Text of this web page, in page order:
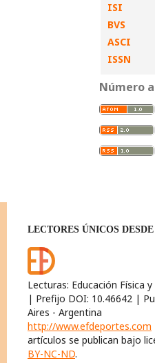
ISI
BVS
ASCI
ISSN
Número
LECTORES ÚNICOS DESDE
Lecturas: Educación Física
| Prefijo DOI: 10.46642 |
Aires - Argentina
http://www.efdeportes.com
artículos se publican bajo
BY-NC-ND.